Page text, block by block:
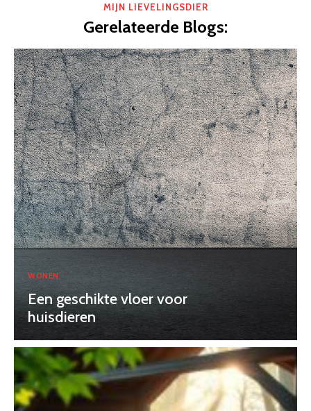
MIJN LIEVELINGSDIER
Gerelateerde Blogs:
WONEN
Een geschikte vloer voor
huisdieren